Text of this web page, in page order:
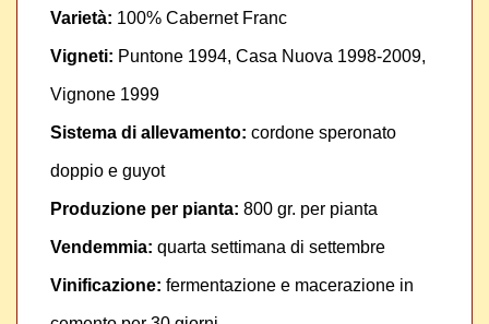
Varietà: 100% Cabernet Franc
Vigneti: Puntone 1994, Casa Nuova 1998-2009,
Vignone 1999
Sistema di allevamento: cordone speronato
doppio e guyot
Produzione per pianta: 800 gr. per pianta
Vendemmia: quarta settimana di settembre
Vinificazione: fermentazione e macerazione in